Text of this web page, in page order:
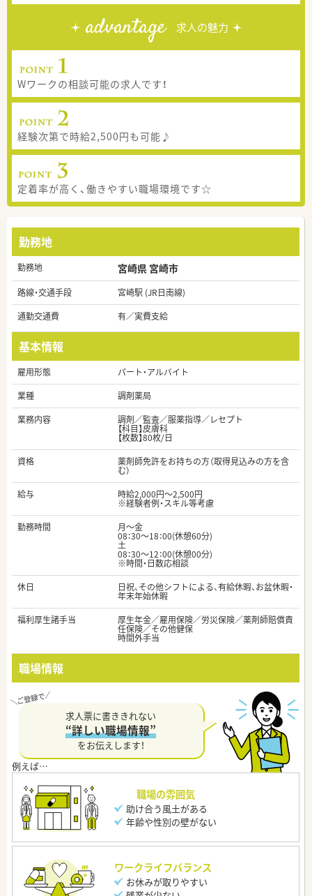
advantage 求人の魅力
Wワークの相談可能の求人です！
経験次第で時給2,500円も可能♪
定着率が高く、働きやすい職場環境です☆
勤務地
勤務地 宮崎県 宮崎市
路線・交通手段
宮崎駅 (JR日南線)
通勤交通費
有／実費支給
基本情報
雇用形態
パート・アルバイト
業種
調剤薬局
業務内容
調剤／監査／服薬指導／レセプト
【科目】皮膚科
【枚数】80枚/日
資格
薬剤師免許をお持ちの方（取得見込みの方を含
む）
給与
時給2,000円～2,500円
※経験者例・スキル等考慮
勤務時間
月～金
08：30～18：00(休憩60分)
土
08：30～12：00(休憩00分)
※時間・日数応相談
休日
日祝、その他シフトによる、有給休暇、お盆休暇・
年末年始休暇
福利厚生諸手当
厚生年金／雇用保険／労災保険／薬剤師賠償責
任保険／その他健保
時間外手当
職場情報
求人票に書ききれない
“詳しい職場情報”
をお伝えします！
職場の雰囲気
助け合う風土がある
年齢や性別の壁がない
ワークライフバランス
お休みが取りやすい